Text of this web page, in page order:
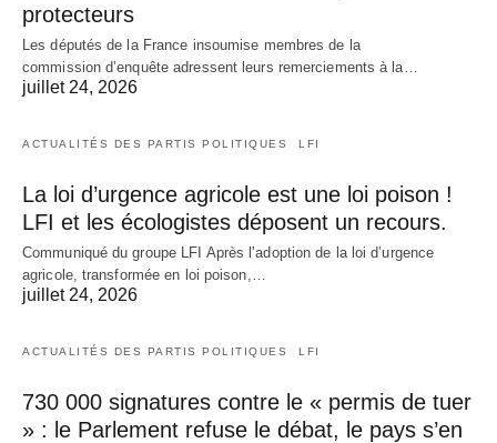
protecteurs
Les députés de la France insoumise membres de la
commission d’enquête adressent leurs remerciements à la…
juillet 24, 2026
ACTUALITÉS DES PARTIS POLITIQUES LFI
La loi d’urgence agricole est une loi poison !
LFI et les écologistes déposent un recours.
Communiqué du groupe LFI Après l’adoption de la loi d’urgence
agricole, transformée en loi poison,…
juillet 24, 2026
ACTUALITÉS DES PARTIS POLITIQUES LFI
730 000 signatures contre le « permis de tuer
» : le Parlement refuse le débat, le pays s’en